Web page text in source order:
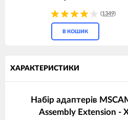
(1349)
В КОШИК
ХАРАКТЕРИСТИКИ
Набір адаптерів
Assembly Extension -